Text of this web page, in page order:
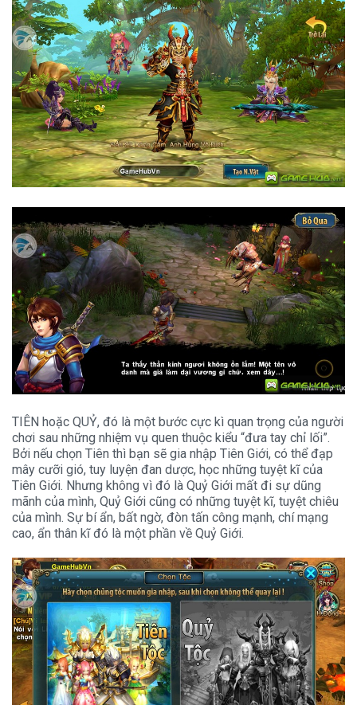
TIÊN hoặc QUỶ, đó là một bước cực kì quan trọng của người
chơi sau những nhiệm vụ quen thuộc kiểu “đưa tay chỉ lối”.
Bởi nếu chọn Tiên thì bạn sẽ gia nhập Tiên Giới, có thể đạp
mây cưỡi gió, tuy luyện đan dược, học những tuyệt kĩ của
Tiên Giới. Nhưng không vì đó là Quỷ Giới mất đi sự dũng
mãnh của mình, Quỷ Giới cũng có những tuyệt kĩ, tuyệt chiêu
của mình. Sự bí ẩn, bất ngờ, đòn tấn công mạnh, chí mạng
cao, ẩn thân kĩ đó là một phần về Quỷ Giới.